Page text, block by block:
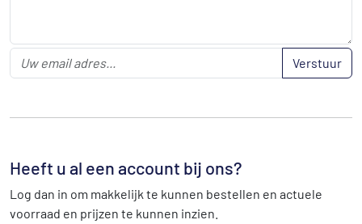
Verstuur
Heeft u al een account bij ons?
Log dan in om makkelijk te kunnen bestellen en actuele
voorraad en prijzen te kunnen inzien.